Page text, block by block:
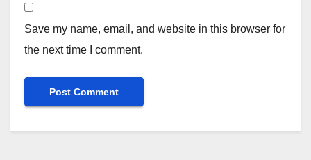
Save my name, email, and website in this browser for
the next time I comment.